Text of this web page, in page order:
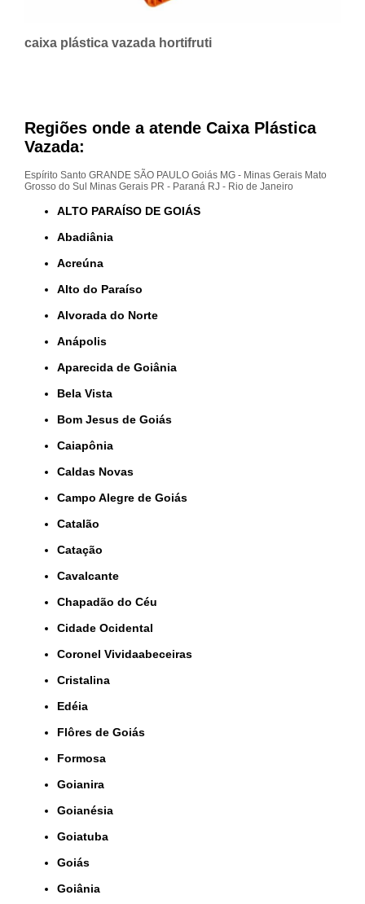
caixa plástica vazada hortifruti
Regiões onde a atende Caixa Plástica
Vazada:
Espírito Santo GRANDE SÃO PAULO Goiás MG - Minas Gerais Mato
Grosso do Sul
Minas Gerais PR - Paraná RJ - Rio de Janeiro
ALTO PARAÍSO DE GOIÁS
Abadiânia
Acreúna
Alto do Paraíso
Alvorada do Norte
Anápolis
Aparecida de Goiânia
Bela Vista
Bom Jesus de Goiás
Caiapônia
Caldas Novas
Campo Alegre de Goiás
Catalão
Catação
Cavalcante
Chapadão do Céu
Cidade Ocidental
Coronel Vividaabeceiras
Cristalina
Edéia
Flôres de Goiás
Formosa
Goianira
Goianésia
Goiatuba
Goiás
Goiânia